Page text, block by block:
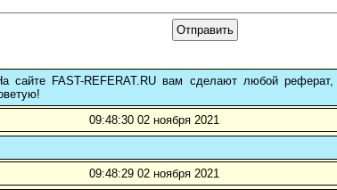
сайте FAST-REFERAT.RU вам сделают любой
09:48:30 02 ноября 2021
09:48:29 02 ноября 2021